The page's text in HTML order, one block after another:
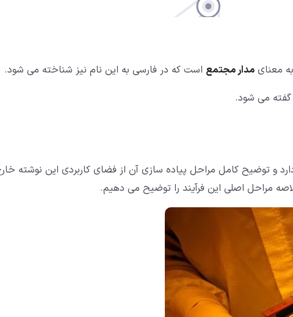
به معنای مدار مجتمع است که در فارسی به این نام نیز شناخته می شود.
گفته می شود.
و توضیح کامل مراحل پیاده سازی آن از فضای کاربردی این نوشته
مراحل اصلی این فرآیند را توضیح می دهیم.